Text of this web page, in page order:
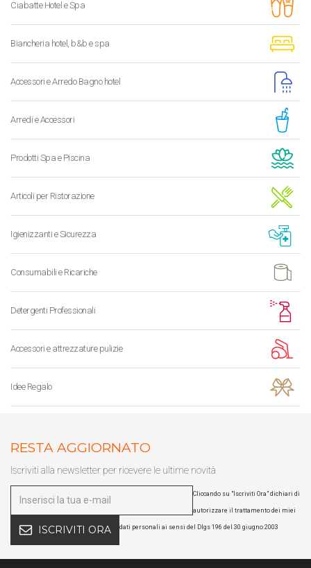
Ciabatte Hotel e Spa
Biancheria hotel, b&b e spa
Accessori e Arredo Bagno hotel
Arredi e Accessori
Prodotti Spa e Piscina
Articoli per Ristorazione
Igienizzanti e Sicurezza
Consumabili e Ricariche
Detergenti Professionali
Accessori e attrezzature pulizie
Idee Regalo
RESTA AGGIORNATO
Iscriviti alla newsletter per ricevere le ultime novità
ISCRIVITI ORA
Cliccando su "Iscriviti Ora" dichiari di
autorizzare il trattamento dei miei
dati personali ai sensi del Dlgs 196 del 30 giugno 2003